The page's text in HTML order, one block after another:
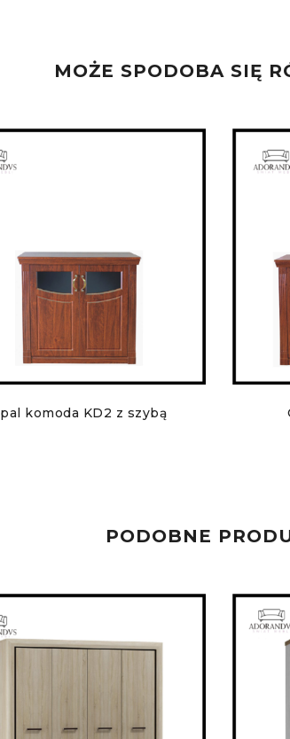
MOŻE SPODOBA SIĘ
komoda KD2 z szybą
PODOBNE